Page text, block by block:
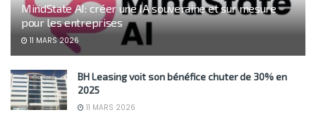
MindState AI: créer une IA souveraine et sur mesure
pour les entreprises
11 MARS 2026
BH Leasing voit son bénéfice chuter de 30% en
2025
11 MARS 2026